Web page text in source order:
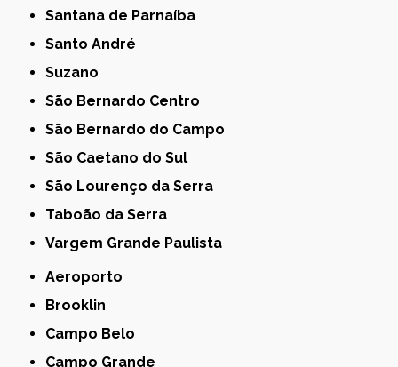
Santana de Parnaíba
Santo André
Suzano
São Bernardo Centro
São Bernardo do Campo
São Caetano do Sul
São Lourenço da Serra
Taboão da Serra
Vargem Grande Paulista
Aeroporto
Brooklin
Campo Belo
Campo Grande